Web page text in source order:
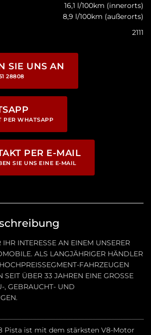
16,1 l/100km (innerorts)
8,9 l/100km (außerorts)
2111
SIE UNS AN
28808
PER WHATSAPP
PER E-MAIL
SIE UNS EINE E-MAIL
INTERESSE AN EINEM UNSERER
ALS LANGJÄHRIGER HÄNDLER
FAHRZEUGEN
SEIT ÜBER 33 JAHREN EINE GROSSE
, GEBRAUCHT- UND
Pista ist mit dem stärksten V8-Motor